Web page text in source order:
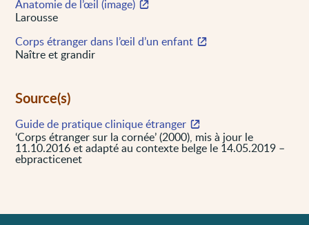
Anatomie de l’œil (image)
Larousse
Corps étranger dans l’œil d’un enfant
Naître et grandir
Source(s)
Guide de pratique clinique étranger
‘Corps étranger sur la cornée’ (2000), mis à jour le
11.10.2016 et adapté au contexte belge le 14.05.2019 –
ebpracticenet